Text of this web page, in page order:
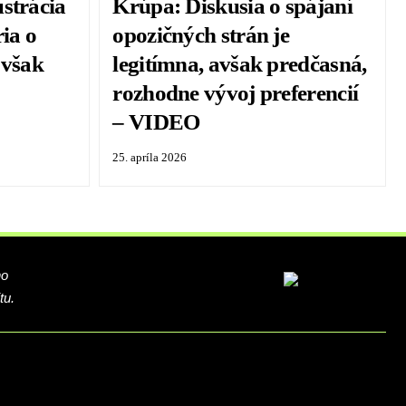
o
Krúpa: Diskusia o spájaní
opozičných strán je
legitímna, avšak predčasná,
rozhodne vývoj preferencií
– VIDEO
25. apríla 2026